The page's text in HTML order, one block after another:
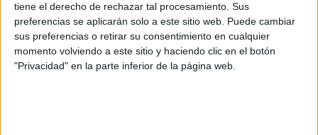
tiene el derecho de rechazar tal procesamiento. Sus
preferencias se aplicarán solo a este sitio web. Puede cambiar
sus preferencias o retirar su consentimiento en cualquier
momento volviendo a este sitio y haciendo clic en el botón
"Privacidad" en la parte inferior de la página web.
PERSONALIDAES: LUNA DE HOY ACUARIO
TEMAS: SIGNOS ZODIACO
HOROSCOPO
PREDICCIONES